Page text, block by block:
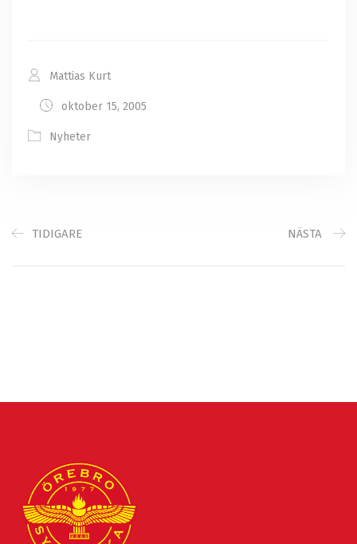
Mattias Kurt
oktober 15, 2005
Nyheter
TIDIGARE NÄSTA